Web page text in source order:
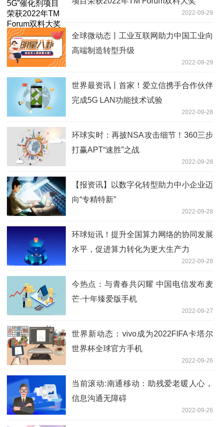
2022-09-29
全球微动态丨工业互联网助力中国工业向
高端制造转型升级
2022-09-29
世界最资讯丨首家！爱立信携手合作伙伴
完成5G LAN功能技术试验
2022-09-28
环球实时：再披NSA攻击细节！360三步
打赢APT“速胜”之战
2022-09-28
【报资讯】以数字化转型助力中小企业迈
向“专精特新”
2022-09-28
环球短讯！提升全国算力网络的协同发展
水平，促进算力转化为更大生产力
2022-09-28
今热点：与青春共闪耀 中国电信发布麦
芒·十年臻爱版手机
2022-09-27
世界新动态：vivo成为2022FIFA卡塔尔
世界杯全球官方手机
2022-09-26
当前滚动:南通移动：助残爱老暖人心，
信息沟通无障碍
2022-09-26